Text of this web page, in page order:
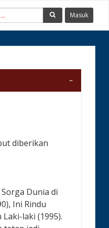
Masuk
diberikan
Dunia di
Ini Rindu
laki (1995).